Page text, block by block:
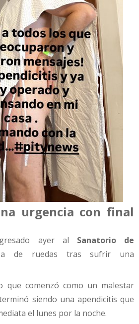
urgencia con final
ayer al Sanatorio de
de ruedas tras sufrir una
que comenzó como un malestar
siendo una apendicitis que
el lunes por la noche.